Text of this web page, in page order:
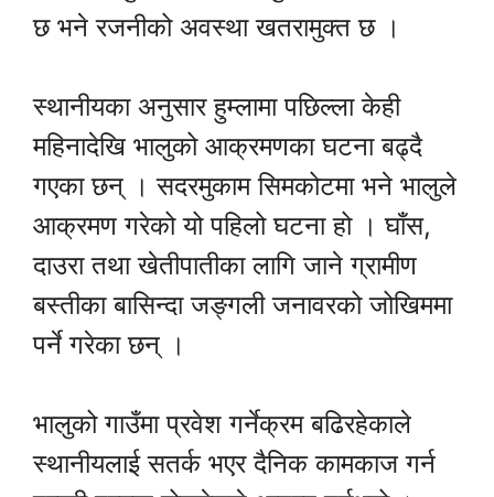
छ भने रजनीको अवस्था खतरामुक्त छ ।
स्थानीयका अनुसार हुम्लामा पछिल्ला केही
महिनादेखि भालुको आक्रमणका घटना बढ्दै
गएका छन् । सदरमुकाम सिमकोटमा भने भालुले
आक्रमण गरेको यो पहिलो घटना हो । घाँस,
दाउरा तथा खेतीपातीका लागि जाने ग्रामीण
बस्तीका बासिन्दा जङ्गली जनावरको जोखिममा
पर्ने गरेका छन् ।
भालुको गाउँमा प्रवेश गर्नेक्रम बढिरहेकाले
स्थानीयलाई सतर्क भएर दैनिक कामकाज गर्न